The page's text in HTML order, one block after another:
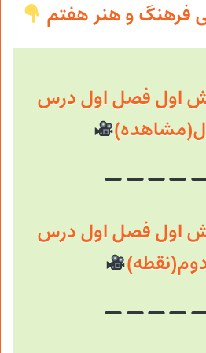
فرهنگ و هنر هفتم
اول فصل اول درس
اول فصل اول درس